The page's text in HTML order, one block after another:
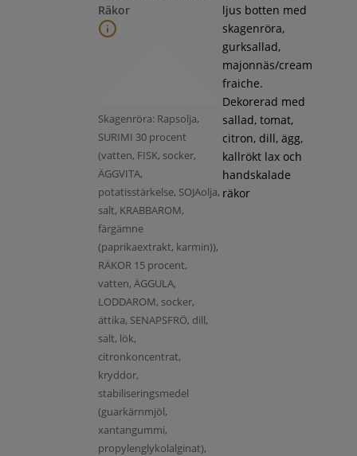
Räkor
Skagenröra: Rapsolja,
SURIMI 30 procent
(vatten, FISK, socker,
ÄGGVITA,
potatisstärkelse, SOJAolja,
salt, KRABBAROM,
färgämne
(paprikaextrakt, karmin)),
RÄKOR 15 procent,
vatten, ÄGGULA,
LODDAROM, socker,
ättika, SENAPSFRÖ, dill,
salt, lök,
citronkoncentrat,
kryddor,
stabiliseringsmedel
(guarkärnmjöl,
xantangummi,
propylenglykolalginat),
ljus botten med
skagenröra,
gurksallad,
majonnäs/cream
fraiche.
Dekorerad med
sallad, tomat,
citron, dill, ägg,
kallrökt lax och
handskalade
räkor